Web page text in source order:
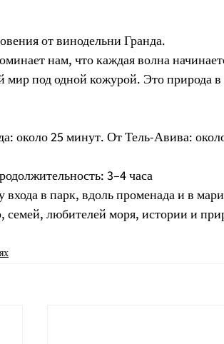
от винодельни Гранда.
нам, что каждая волна
мир под одной кожурой. Это природа
около 25 минут. От Тель-Авива:
3–4 часа
входа в парк, вдоль променада и в
семей, любителей моря, истории и